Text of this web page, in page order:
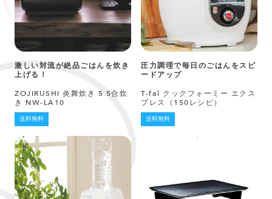
激しい対流が絶品ごはんを炊き
上げる！
ZOJIRUSHI 炎舞炊き 5.5合炊
き NW-LA10
送料無料
圧力調理で毎日のごはんをスピ
ードアップ
T-fal クックフォーミー エクス
プレス（150レシピ）
送料無料